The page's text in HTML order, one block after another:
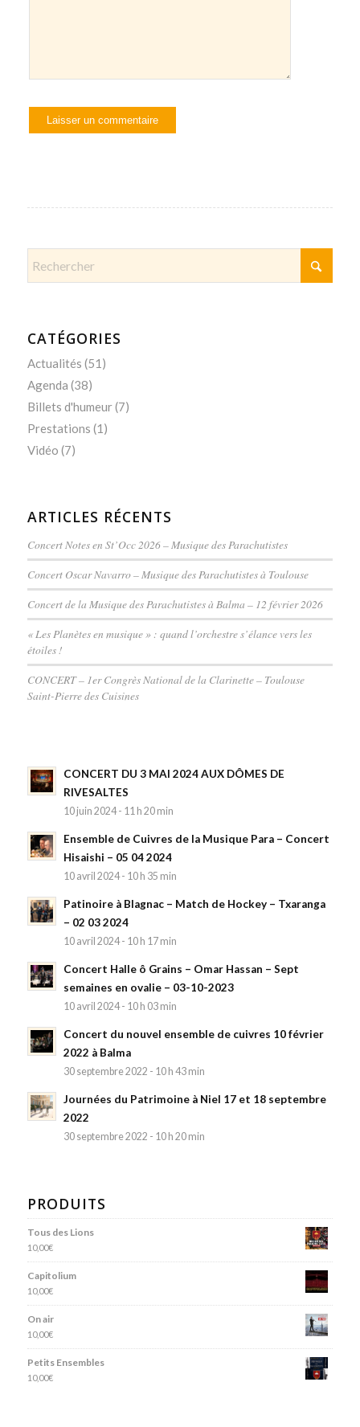
CATÉGORIES
Actualités (51)
Agenda (38)
Billets d'humeur(7)
Prestations (1)
Vidéo (7)
ARTICLES RÉCENTS
Concert Notes en St’Occ 2026 – Musique des Parachutistes
Concert Oscar Navarro – Musique des Parachutistes à Toulouse
Concert de la Musique des Parachutistes à Balma – 12 février 2026
« Les Planètes en musique » : quand l’orchestre s’élance vers les
étoiles !
CONCERT – 1er Congrès National de la Clarinette – Toulouse
Saint-Pierre des Cuisines
CONCERT DU 3 MAI 2024 AUX DÔMES DE
RIVESALTES
10 juin 2024 - 11 h 20 min
Ensemble de Cuivres de la Musique Para – Concert
Hisaishi – 05 04 2024
10 avril 2024 - 10 h 35 min
Patinoire à Blagnac – Match de Hockey – Txaranga
– 02 03 2024
10 avril 2024 - 10 h 17 min
Concert Halle ô Grains – Omar Hassan – Sept
semaines en ovalie – 03-10-2023
10 avril 2024 - 10 h 03 min
Concert du nouvel ensemble de cuivres 10 février
2022 à Balma
30 septembre 2022 - 10 h 43 min
Journées du Patrimoine à Niel 17 et 18 septembre
2022
30 septembre 2022 - 10 h 20 min
PRODUITS
Tous des Lions
10,00€
Capitolium
10,00€
On air
10,00€
Petits Ensembles
10,00€